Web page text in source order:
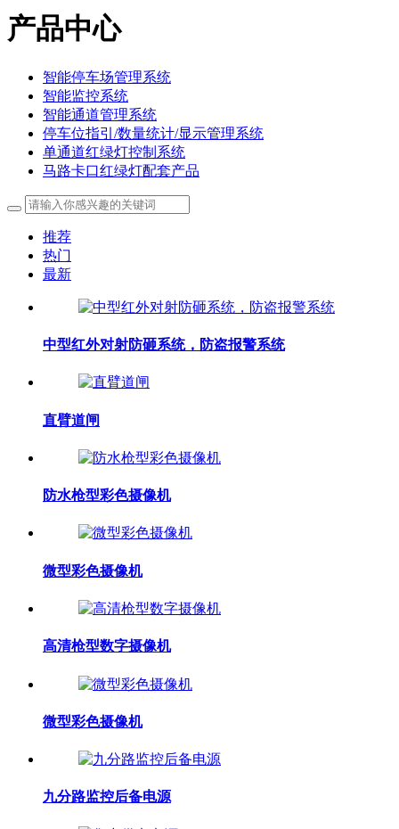
产品中心
智能停车场管理系统
智能监控系统
智能通道管理系统
停车位指引/数量统计/显示管理系统
单通道红绿灯控制系统
马路卡口红绿灯配套产品
推荐
热门
最新
中型红外对射防砸系统，防盗报警系统
直臂道闸
防水枪型彩色摄像机
微型彩色摄像机
高清枪型数字摄像机
微型彩色摄像机
九分路监控后备电源